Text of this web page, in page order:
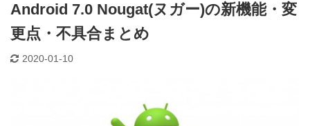
Android 7.0 Nougat(ヌガー)の新機能・変
更点・不具合まとめ
2020-01-10